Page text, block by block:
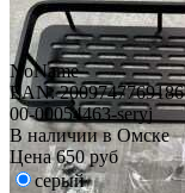
NoName
EAN: 2009747769186
00-00054463-seryj
В наличии в Омске
Цена650 руб
серый